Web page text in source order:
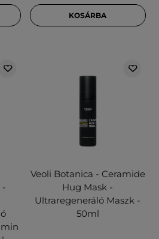
KOSÁRBA
-
Veoli Botanica - Ceramide
Hug Mask -
Ultraregeneráló Maszk -
50ml